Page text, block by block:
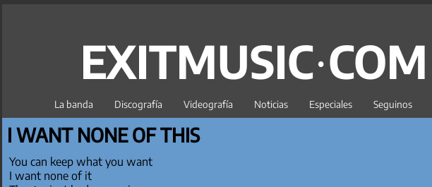
La banda Discografía Videografía Noticias Especiales Seguinos
I WANT NONE OF THIS
You can keep what you want
I want none of it